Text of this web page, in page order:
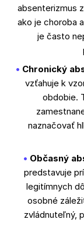
absenterizmus
ako je choroba
je často
Chronický
vzťahuje k
obdobie.
naznačovať
Občasný
predstavuje
legitímnych
osobné
zvládnuteľný,